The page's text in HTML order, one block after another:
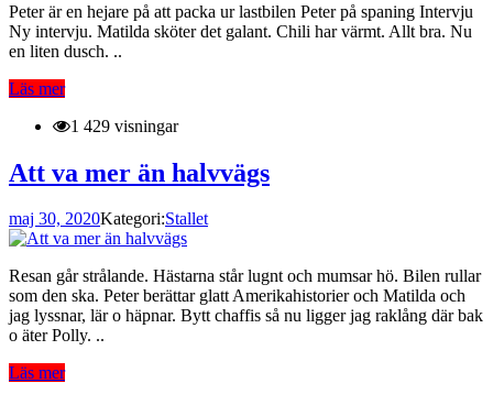
Peter är en hejare på att packa ur lastbilen Peter på spaning Intervju
Ny intervju. Matilda sköter det galant. Chili har värmt. Allt bra. Nu
en liten dusch. ..
Läs mer
1 429 visningar
Att va mer än halvvägs
maj 30, 2020Kategori:Stallet
Resan går strålande. Hästarna står lugnt och mumsar hö. Bilen rullar
som den ska. Peter berättar glatt Amerikahistorier och Matilda och
jag lyssnar, lär o häpnar. Bytt chaffis så nu ligger jag raklång där bak
o äter Polly. ..
Läs mer